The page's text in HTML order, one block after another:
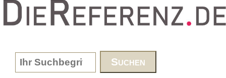
www.DieReferenz.de
Search form